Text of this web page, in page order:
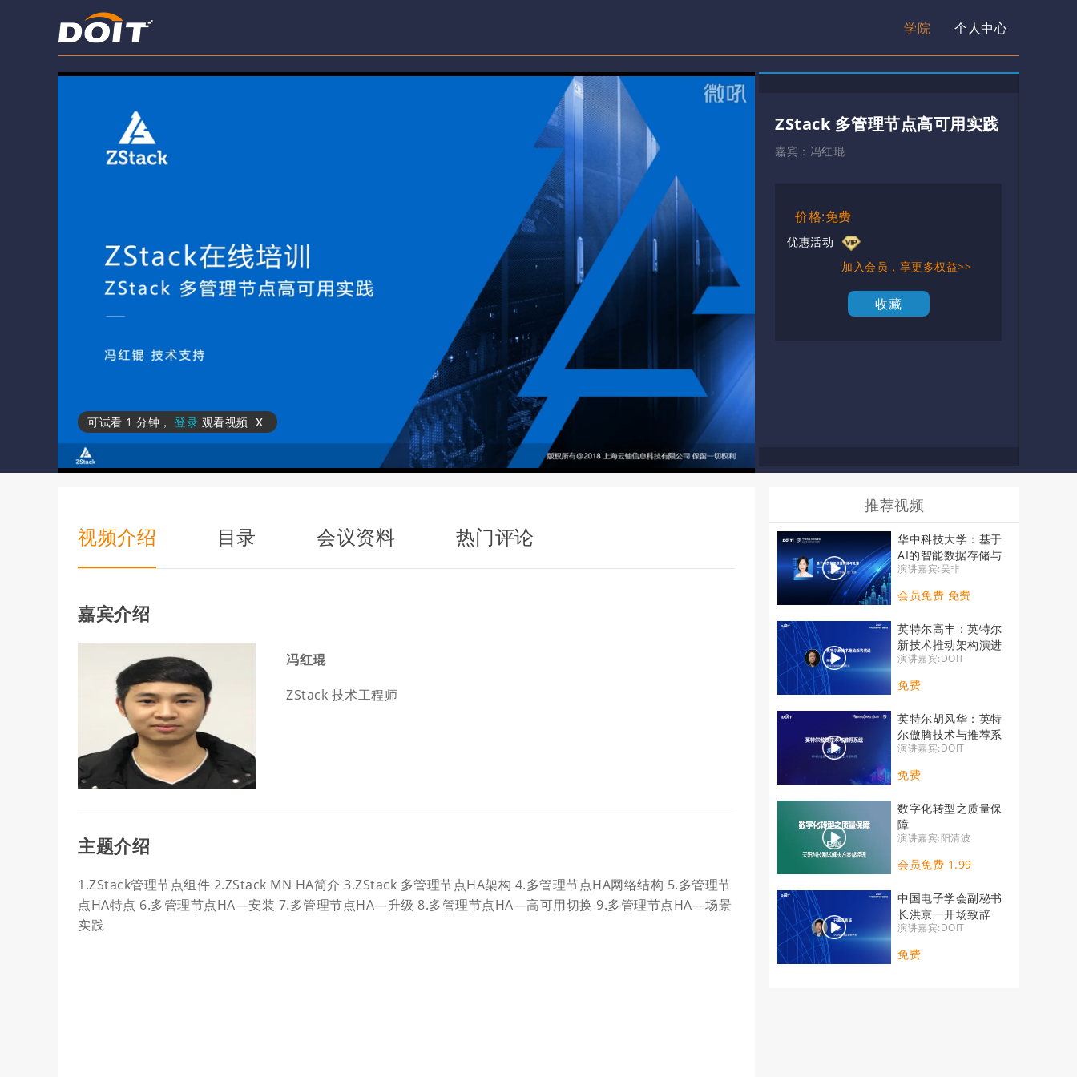
学院 个人中心
可试看 1 分钟 ， 登录 观看视频 x
ZStack 多管理节点高可用实践
嘉宾： 冯红琨
价格:免费
优惠活动
加入会员，享更多权益>>
收藏
视频介绍 目录 会议资料 热门评论
嘉宾介绍
冯红琨
ZStack 技术工程师
主题介绍
1.ZStack管理节点组件 2.ZStack MN HA简介 3.ZStack 多管理节点HA架构 4.多管理节点HA网络结构 5.多管理节
点HA特点 6.多管理节点HA—安装 7.多管理节点HA—升级 8.多管理节点HA—高可用切换 9.多管理节点HA—场景
实践
推荐视频
华中科技大学：基于
AI的智能数据存储与
处理
演讲嘉宾:吴非
会员免费 免费
英特尔高丰：英特尔
新技术推动架构演进
演讲嘉宾:DOIT
免费
英特尔胡风华：英特
尔傲腾技术与推荐系
统
演讲嘉宾:DOIT
免费
数字化转型之质量保
障
演讲嘉宾:阳清波
会员免费 1.99
中国电子学会副秘书
长洪京一开场致辞
演讲嘉宾:DOIT
免费